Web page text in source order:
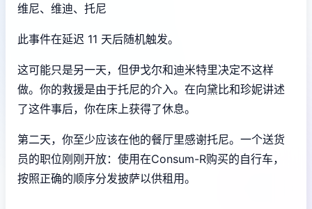
维尼、维迪、托尼
此事件在延迟 11 天后随机触发。
这可能只是另一天，但伊戈尔和迪米特里决定不这样
做。你的救援是由于托尼的介入。在向黛比和珍妮讲述
了这件事后，你在床上获得了休息。
第二天，你至少应该在他的餐厅里感谢托尼。一个送货
员的职位刚刚开放：使用在Consum-R购买的自行车，
按照正确的顺序分发披萨以供租用。